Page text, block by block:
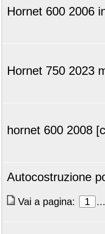
Hornet 600 2006
Hornet 750 2023
hornet 600 2008
Autocostruzione
Vai a pagina: 1 ...